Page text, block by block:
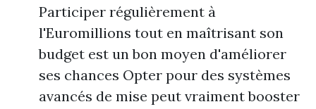
Participer régulièrement à
l'Euromillions tout en maîtrisant son
budget est un bon moyen d'améliorer
ses chances Opter pour des systèmes
avancés de mise peut vraiment booster